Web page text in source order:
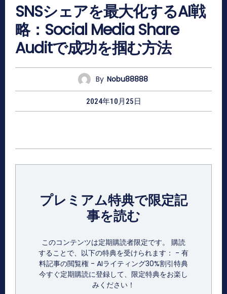
SNSシェアを最大化するAI戦
略：Social Media Share
Auditで成功を掴む方法
By Nobu88888
2024年10月25日
プレミアム特典で限定記
事を読む
このコンテンツは定期購読者限定です。 購読
することで、以下の特典を受けられます： - 有
料記事の閲覧権 - AIライティング30%割引特典
今すぐ定期購読に登録して、限定特典をお楽し
みください！